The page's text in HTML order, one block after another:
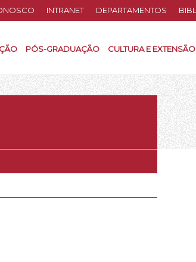
INTRANET DEPARTAMENTOS
PÓS-GRADUAÇÃO CULTURA E EXTENSÃO